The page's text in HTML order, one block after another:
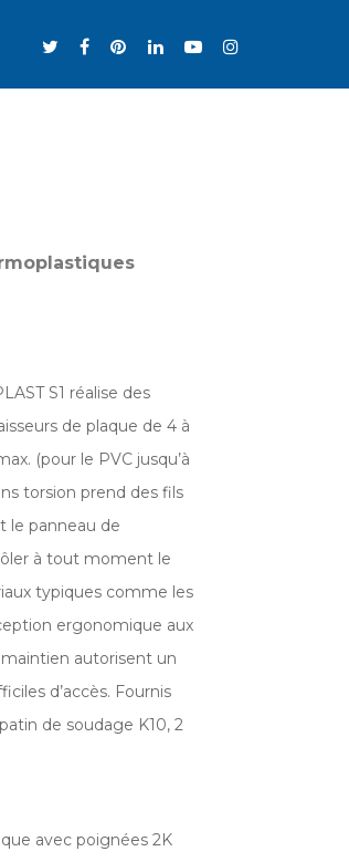
S1 réalise des
de plaque de 4 à
(pour le PVC jusqu’à
torsion prend des fils
le panneau de
à tout moment le
typiques comme les
ergonomique aux
autorisent un
d’accès. Fournis
de soudage K10, 2
avec poignées 2K